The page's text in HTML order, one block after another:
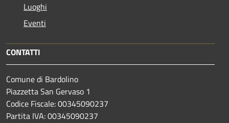
Luoghi
Eventi
CONTATTI
Comune di Bardolino
Piazzetta San Gervaso 1
Codice Fiscale: 00345090237
Partita IVA: 00345090237